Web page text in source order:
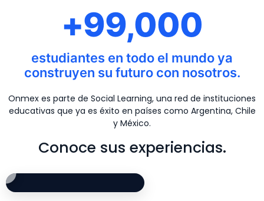
+99,000
estudiantes en todo el mundo ya
construyen su futuro con nosotros.
Onmex es parte de Social Learning, una red de instituciones
educativas que ya es éxito en países como Argentina, Chile
y México.
Conoce sus experiencias.
Opinión de alumno de Marketing Digital: